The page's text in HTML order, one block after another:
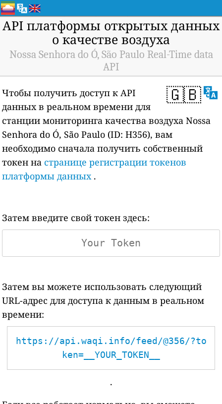
API платформы открытых данных
о качестве воздуха
Nossa Senhora do Ó, São Paulo Real-Time data
API
🇬🇧
Чтобы получить доступ к API
данных в реальном времени для
станции мониторинга качества воздуха Nossa
Senhora do Ó, São Paulo (ID: H356), вам
необходимо сначала получить собственный
токен на странице регистрации токенов
платформы данных.
Затем введите свой токен здесь:
Затем вы можете использовать следующий
URL-адрес для доступа к данным в реальном
времени:
https://api.waqi.info/feed/@356/?to
ken=__YOUR_TOKEN__
.